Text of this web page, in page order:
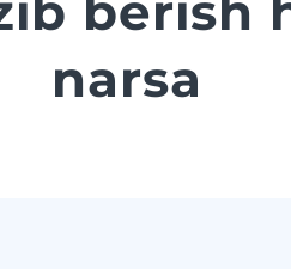
narsa